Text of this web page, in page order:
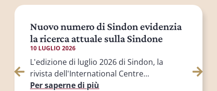
Nuovo numero di Sindon evidenzia
la ricerca attuale sulla Sindone
10 LUGLIO 2026
L'edizione di luglio 2026 di Sindon, la
rivista dell'International Centre...
Per saperne di più